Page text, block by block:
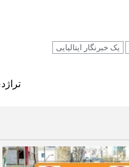
یک خبرنگار ایتالیایی